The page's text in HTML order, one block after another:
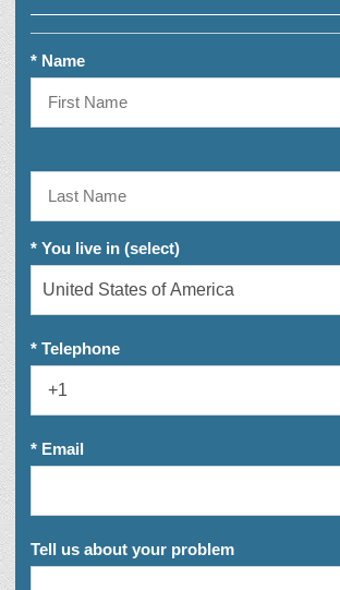
* Name
* You live in (select)
* Telephone
* Email
Tell us about your problem